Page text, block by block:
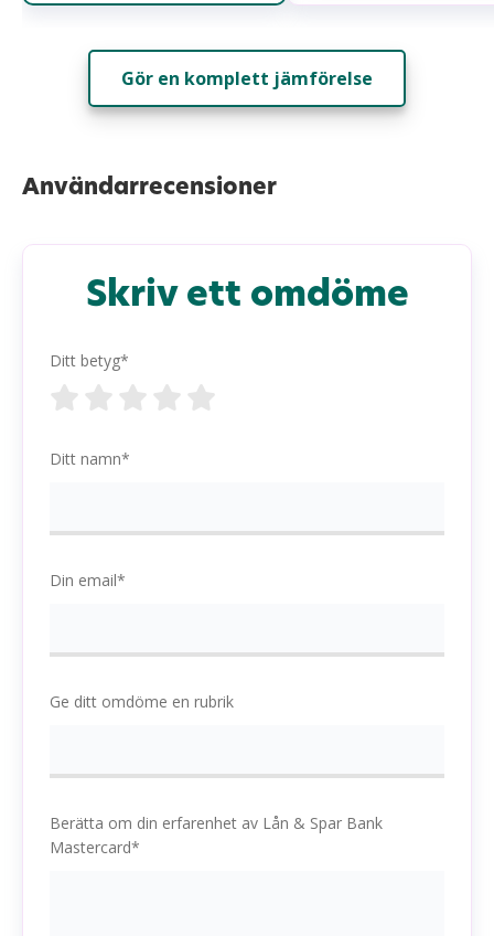
Gör en komplett jämförelse
Användarrecensioner
Skriv ett omdöme
Ditt betyg*
Ditt namn*
Din email*
Ge ditt omdöme en rubrik
Berätta om din erfarenhet av Lån & Spar Bank
Mastercard*